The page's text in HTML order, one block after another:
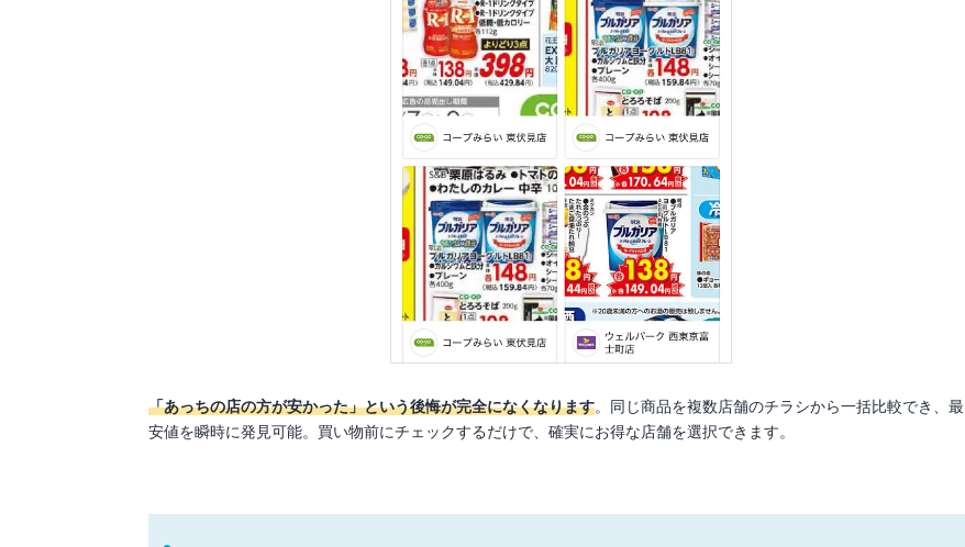
「あっちの店の方が安かった」という後悔が完全になくなります。同じ商品を複数店舗のチラシから一括比較でき、最
安値を瞬時に発見可能。買い物前にチェックするだけで、確実にお得な店舗を選択できます。